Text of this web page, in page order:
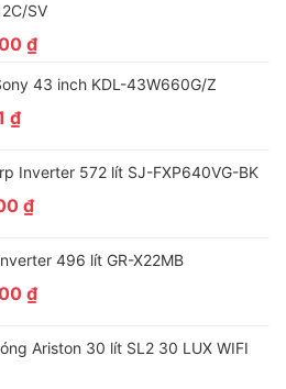
gia đình nhỏ, khoảng 2 – 3
SV sở hữu dung tích 256 lít,
ngăn đá và 203 lít dung tích ngăn
lưu trữ thực phẩm của những hộ
2 – 3 người.
SV
₫
43 inch KDL-43W660G/Z
₫
Inverter 572 lít SJ-FXP640VG-BK
₫
496 lít GR-X22MB
₫
Ariston 30 lít SL2 30 LUX WIFI